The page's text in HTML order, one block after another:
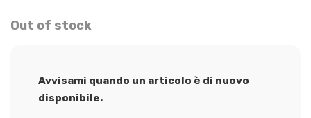
Out of stock
Avvisami quando un articolo è di nuovo
disponibile.